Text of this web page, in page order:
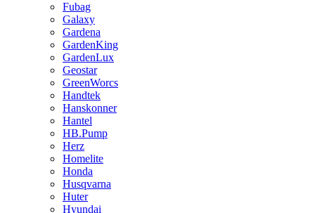
Fubag
Galaxy
Gardena
GardenKing
GardenLux
Geostar
GreenWorcs
Handtek
Hanskonner
Hantel
HB.Pump
Herz
Homelite
Honda
Husqvarna
Huter
Hyundai